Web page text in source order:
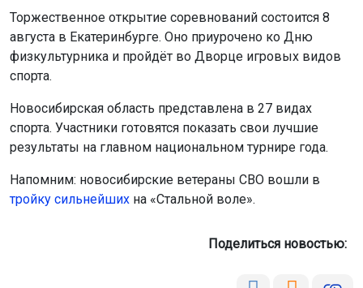
Торжественное открытие соревнований состоится 8
августа в Екатеринбурге. Оно приурочено ко Дню
физкультурника и пройдёт во Дворце игровых видов
спорта.
Новосибирская область представлена в 27 видах
спорта. Участники готовятся показать свои лучшие
результаты на главном национальном турнире года.
Напомним: новосибирские ветераны СВО вошли в
тройку сильнейших на «Стальной воле».
Поделиться новостью: